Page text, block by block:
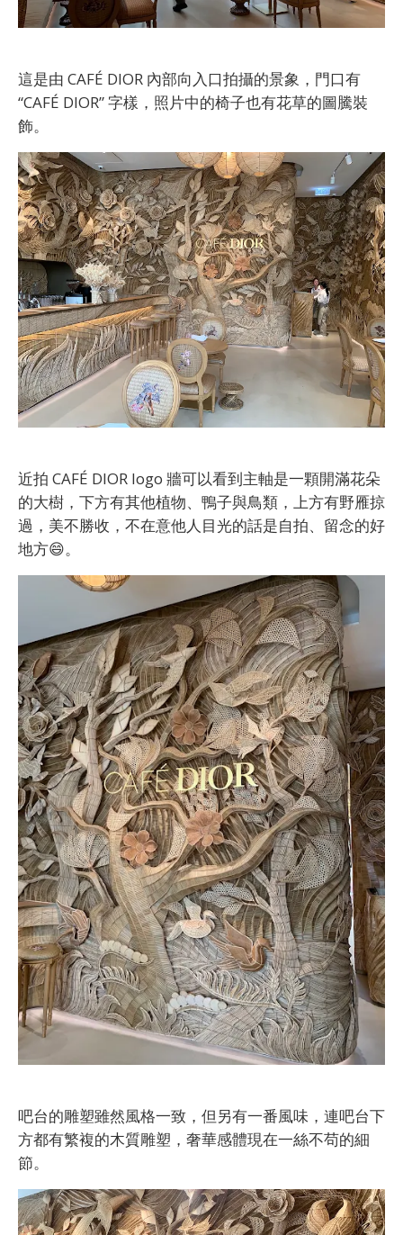
這是由 CAFÉ DIOR 內部向入口拍攝的景象，門口有
“CAFÉ DIOR” 字樣，照片中的椅子也有花草的圖騰裝
飾。
近拍 CAFÉ DIOR logo 牆可以看到主軸是一顆開滿花朵
的大樹，下方有其他植物、鴨子與鳥類，上方有野雁掠
過，美不勝收，不在意他人目光的話是自拍、留念的好
地方😄。
吧台的雕塑雖然風格一致，但另有一番風味，連吧台下
方都有繁複的木質雕塑，奢華感體現在一絲不苟的細
節。